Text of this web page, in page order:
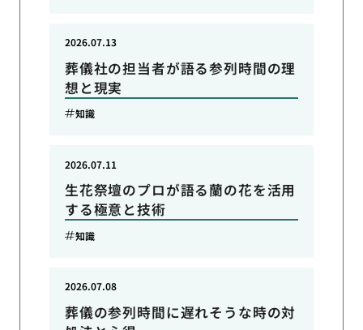
葬儀社の担当者が語る参列時間の理
想と現実
2026.07.13
知識
生花祭壇のプロが語る蘭の花を活用
する極意と技術
2026.07.11
知識
葬儀の参列時間に遅れそうな時の対
2026.07.08